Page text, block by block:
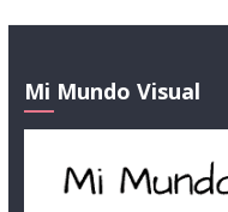
Mi Mundo Visual